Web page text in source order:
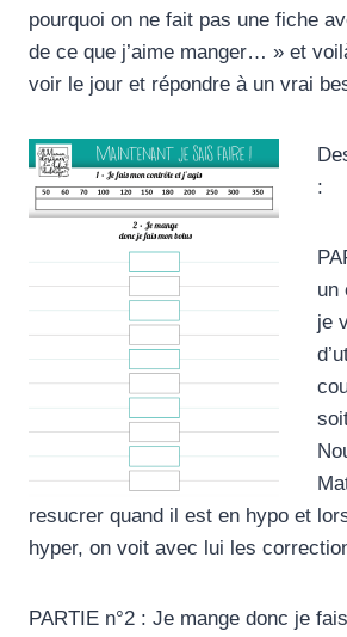
pourquoi on ne fait pas une fiche
de ce que j’aime manger… » et
voir le jour et répondre à un vrai
:
un
je
resucrer quand il est en hypo et
hyper, on voit avec lui les
PARTIE n°2 : Je mange donc je